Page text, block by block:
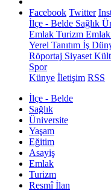
Facebook Twitter
İlçe - Belde Sağlık
Emlak Turizm Emlak
Yerel Tanıtım İş
Röportaj Siyaset
Spor
Künye İletişim RSS
İlçe - Belde
Sağlık
Üniversite
Yaşam
Eğitim
Asayiş
Emlak
Turizm
Resmî İlan